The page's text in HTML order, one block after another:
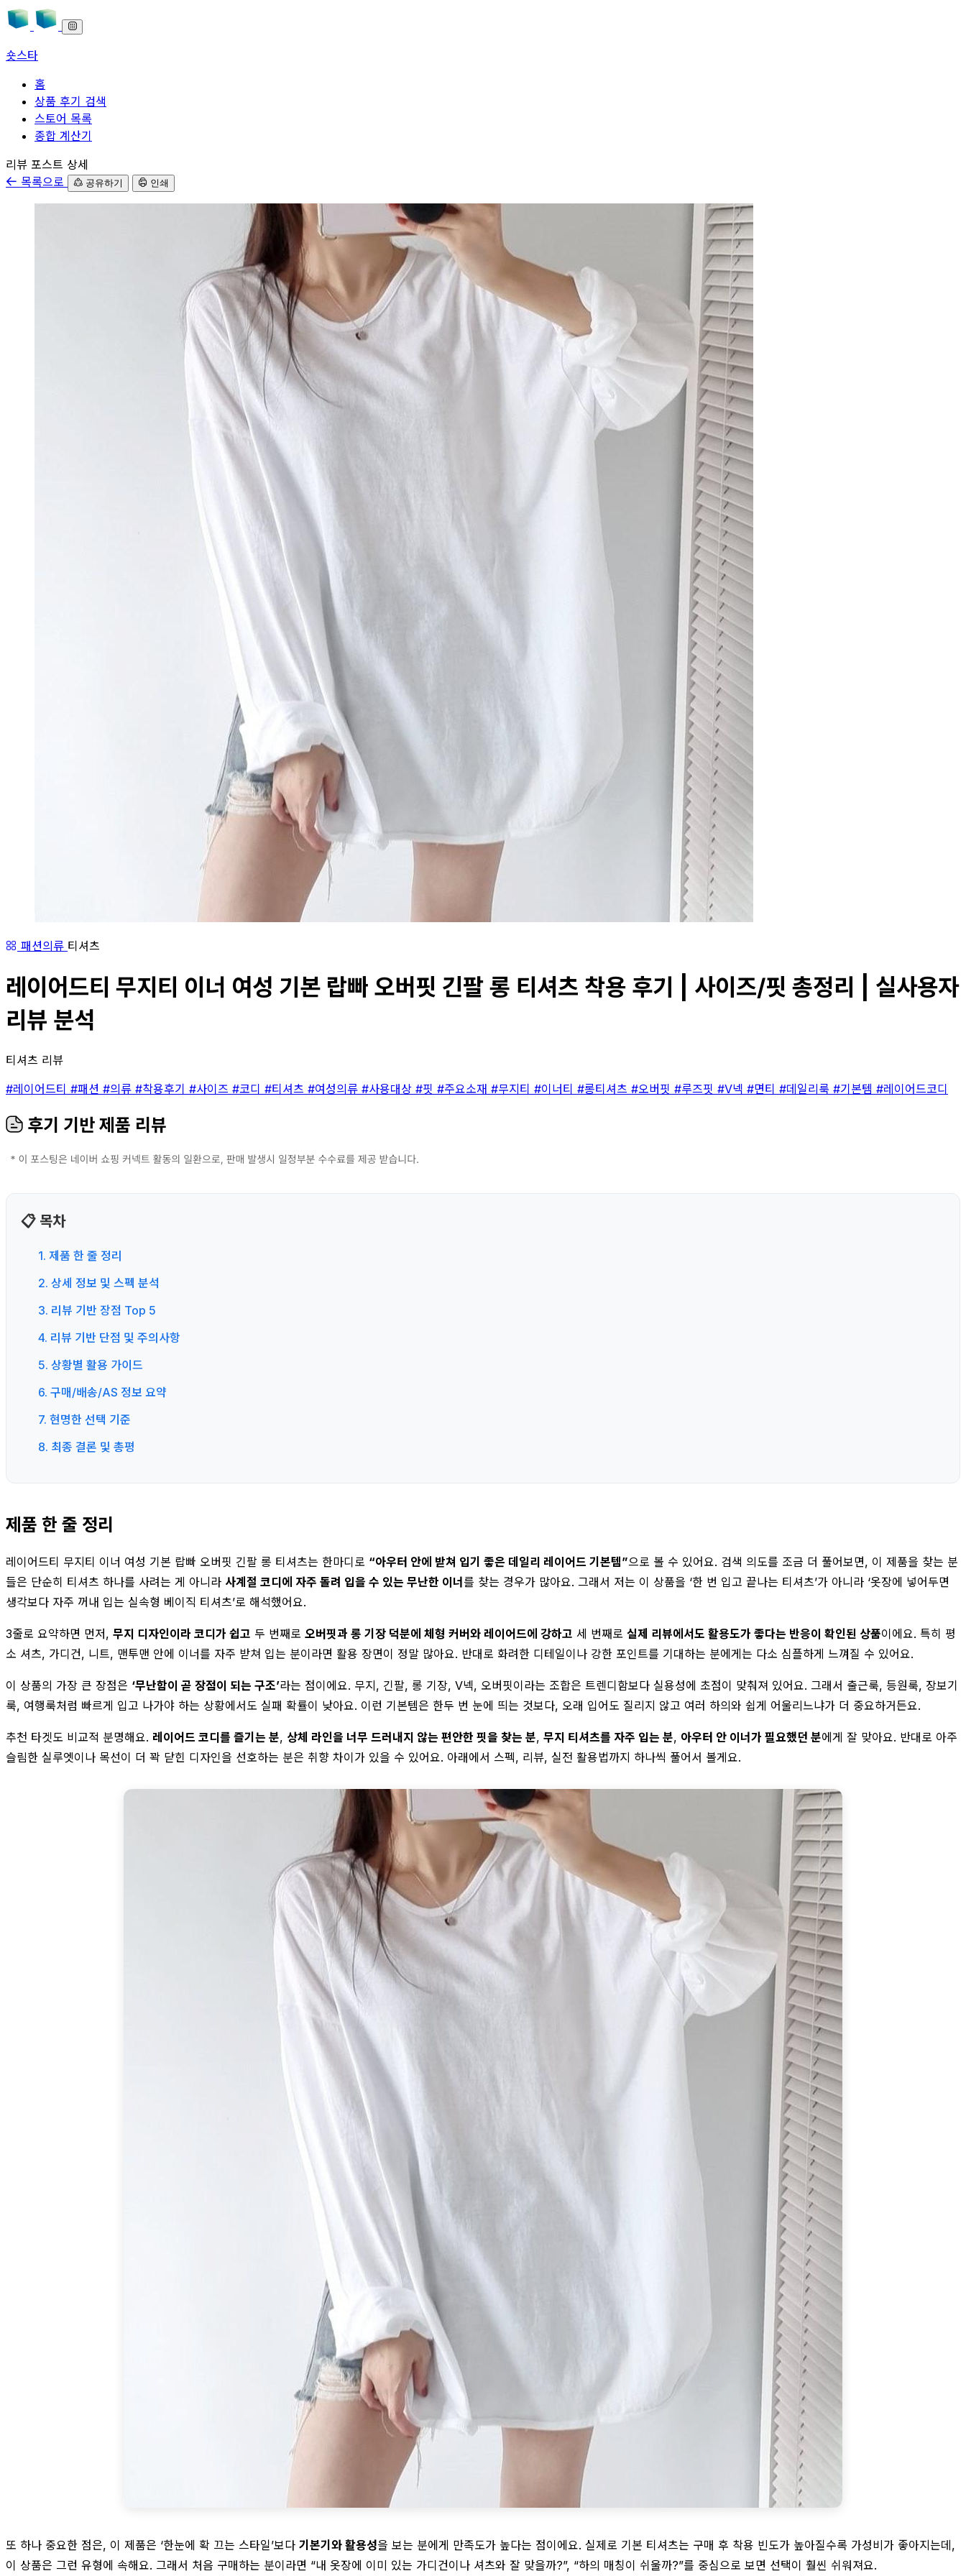
숏스타
홈
상품 후기 검색
스토어 목록
종합 계산기
본문으로 바로가기
리뷰 포스트 상세
목록으로
공유하기 인쇄
패션의류 티셔츠
레이어드티 무지티 이너 여성 기본 랍빠 오버핏 긴팔 롱 티셔츠 착용 후기 | 사이즈/핏 총정리 | 실사용자
리뷰 분석
티셔츠 리뷰
#레이어드티 #패션 #의류 #착용후기 #사이즈 #코디 #티셔츠 #여성의류 #사용대상 #핏 #주요소재 #무지티 #이너티 #롱티셔츠 #오버핏 #루즈핏 #V넥 #면티 #데일리룩 #기본템 #레이어드코디
후기 기반 제품 리뷰
📋 목차
1. 제품 한 줄 정리
2. 상세 정보 및 스펙 분석
3. 리뷰 기반 장점 Top 5
4. 리뷰 기반 단점 및 주의사항
5. 상황별 활용 가이드
6. 구매/배송/AS 정보 요약
7. 현명한 선택 기준
8. 최종 결론 및 총평
제품 한 줄 정리
레이어드티 무지티 이너 여성 기본 랍빠 오버핏 긴팔 롱 티셔츠는 한마디로 “아우터 안에 받쳐 입기 좋은 데일리 레이어드 기본템”으로 볼 수 있어요. 검색 의도를 조금 더 풀어보면, 이 제품을 찾는 분
들은 단순히 티셔츠 하나를 사려는 게 아니라 사계절 코디에 자주 돌려 입을 수 있는 무난한 이너를 찾는 경우가 많아요. 그래서 저는 이 상품을 ‘한 번 입고 끝나는 티셔츠’가 아니라 ‘옷장에 넣어두면
생각보다 자주 꺼내 입는 실속형 베이직 티셔츠’로 해석했어요.
3줄로 요약하면 먼저, 무지 디자인이라 코디가 쉽고 두 번째로 오버핏과 롱 기장 덕분에 체형 커버와 레이어드에 강하고 세 번째로 실제 리뷰에서도 활용도가 좋다는 반응이 확인된 상품이에요. 특히 평
소 셔츠, 가디건, 니트, 맨투맨 안에 이너를 자주 받쳐 입는 분이라면 활용 장면이 정말 많아요. 반대로 화려한 디테일이나 강한 포인트를 기대하는 분에게는 다소 심플하게 느껴질 수 있어요.
이 상품의 가장 큰 장점은 ‘무난함이 곧 장점이 되는 구조’라는 점이에요. 무지, 긴팔, 롱 기장, V넥, 오버핏이라는 조합은 트렌디함보다 실용성에 초점이 맞춰져 있어요. 그래서 출근룩, 등원룩, 장보기
룩, 여행룩처럼 빠르게 입고 나가야 하는 상황에서도 실패 확률이 낮아요. 이런 기본템은 한두 번 눈에 띄는 것보다, 오래 입어도 질리지 않고 여러 하의와 쉽게 어울리느냐가 더 중요하거든요.
추천 타겟도 비교적 분명해요. 레이어드 코디를 즐기는 분, 상체 라인을 너무 드러내지 않는 편안한 핏을 찾는 분, 무지 티셔츠를 자주 입는 분, 아우터 안 이너가 필요했던 분에게 잘 맞아요. 반대로 아주
슬림한 실루엣이나 목선이 더 꽉 닫힌 디자인을 선호하는 분은 취향 차이가 있을 수 있어요. 아래에서 스펙, 리뷰, 실전 활용법까지 하나씩 풀어서 볼게요.
또 하나 중요한 점은, 이 제품은 ‘한눈에 확 끄는 스타일’보다 기본기와 활용성을 보는 분에게 만족도가 높다는 점이에요. 실제로 기본 티셔츠는 구매 후 착용 빈도가 높아질수록 가성비가 좋아지는데,
이 상품은 그런 유형에 속해요. 그래서 처음 구매하는 분이라면 “내 옷장에 이미 있는 가디건이나 셔츠와 잘 맞을까?”, “하의 매칭이 쉬울까?”를 중심으로 보면 선택이 훨씬 쉬워져요.